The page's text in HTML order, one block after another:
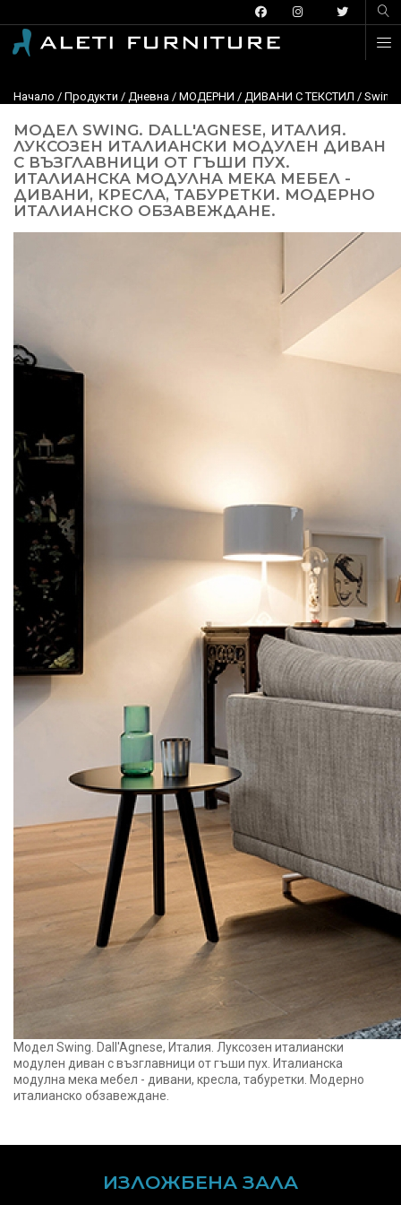
Начало / Продукти / Дневна / МОДЕРНИ / ДИВАНИ С ТЕКСТИЛ /
МОДЕЛ SWING. DALL'AGNESE, ИТАЛИЯ.
ЛУКСОЗЕН ИТАЛИАНСКИ МОДУЛЕН ДИВАН
С ВЪЗГЛАВНИЦИ ОТ ГЪШИ ПУХ.
ИТАЛИАНСКА МОДУЛНА МЕКА МЕБЕЛ -
ДИВАНИ, КРЕСЛА, ТАБУРЕТКИ. МОДЕРНО
ИТАЛИАНСКО ОБЗАВЕЖДАНЕ.
Модел Swing. Dall'Agnese, Италия. Луксозен италиански
модулен диван с възглавници от гъши пух. Италианска
модулна мека мебел - дивани, кресла, табуретки. Модерно
италианско обзавеждане.
ИЗЛОЖБЕНА ЗАЛА